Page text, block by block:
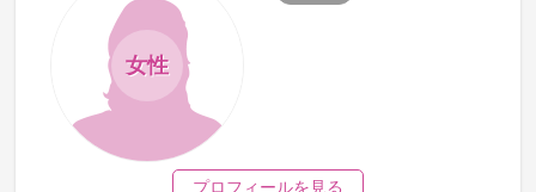
女性
プロフィールを見る